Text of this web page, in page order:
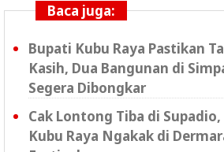
Baca juga:
Bupati Kubu Raya Pastikan
Kasih, Dua Bangunan di
Segera Dibongkar
Cak Lontong Tiba di
Kubu Raya Ngakak di